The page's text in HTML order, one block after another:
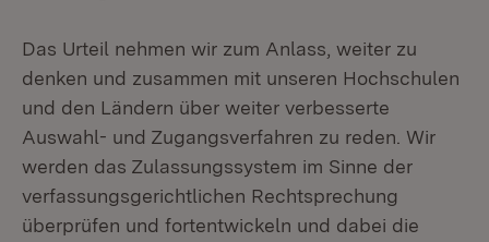
Das Urteil nehmen wir zum Anlass, weiter zu
denken und zusammen mit unseren Hochschulen
und den Ländern über weiter verbesserte
Auswahl- und Zugangsverfahren zu reden. Wir
werden das Zulassungssystem im Sinne der
verfassungsgerichtlichen Rechtsprechung
überprüfen und fortentwickeln und dabei die